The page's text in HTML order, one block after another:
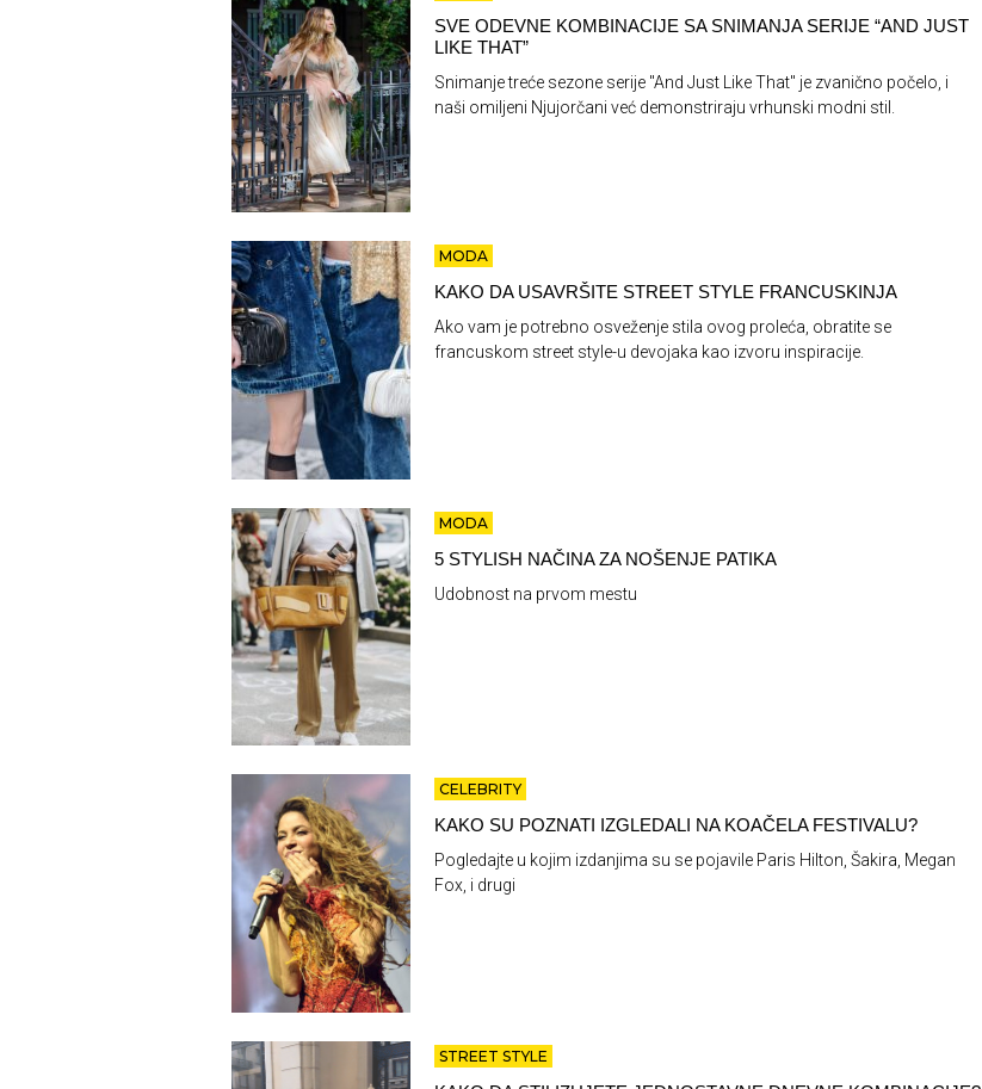
SVE ODEVNE KOMBINACIJE SA SNIMANJA SERIJE “AND JUST
LIKE THAT”
Snimanje treće sezone serije "And Just Like That" je zvanično počelo, i
naši omiljeni Njujorčani već demonstriraju vrhunski modni stil.
MODA
KAKO DA USAVRŠITE STREET STYLE FRANCUSKINJA
Ako vam je potrebno osveženje stila ovog proleća, obratite se
francuskom street style-u devojaka kao izvoru inspiracije.
MODA
5 STYLISH NAČINA ZA NOŠENJE PATIKA
Udobnost na prvom mestu
CELEBRITY
KAKO SU POZNATI IZGLEDALI NA KOAČELA FESTIVALU?
Pogledajte u kojim izdanjima su se pojavile Paris Hilton, Šakira, Megan
Fox, i drugi
STREET STYLE